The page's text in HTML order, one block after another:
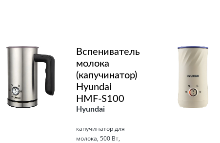
Вспениватель
молока
(капучинатор)
Hyundai
HMF-S100
Hyundai
капучинатор для
молока, 500 Вт,